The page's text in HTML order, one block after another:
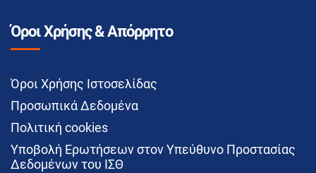
Όροι Χρήσης & Απόρρητο
Όροι Χρήσης Ιστοσελίδας
Προσωπικά Δεδομένα
Πολιτική cookies
Υποβολή Ερωτήσεων στον Υπεύθυνο Προστασίας
Δεδομένων του ΙΣΘ